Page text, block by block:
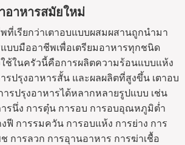
อาหารสมัยใหม่
เรียกว่าเตาอบแบบผสมผสานถูกนำมา
บบมืออาชีพเพื่อเตรียมอาหารทุกชนิด
ช้ในครัวนี้คือการผลิตความร้อนแบบแห้ง
รปรุงอาหารสั้น และผลผลิตที่สูงขึ้น เตาอบ
ารปรุงอาหารได้หลากหลายรูปแบบ เช่น
ารนึ่ง การตุ๋น การอบ การอบอุณหภูมิต่ำ
ฟี การรมควัน การอบแห้ง การย่าง การ
การลวก การอุานอาหาร การฆ่าเชื้อ